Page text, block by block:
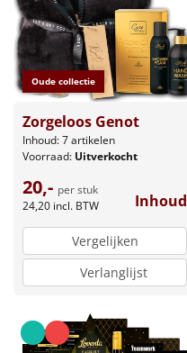
Oude collectie
Zorgeloos Genot
Inhoud: 7 artikelen
Voorraad: Uitverkocht
20,- per stuk
24,20 incl. BTW Inhoud
Vergelijken
Verlanglijst